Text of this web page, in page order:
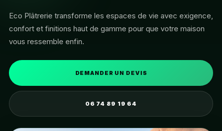
Eco Plâtrerie transforme les espaces de vie avec exigence,
confort et finitions haut de gamme pour que votre maison
vous ressemble enfin.
DEMANDER UN DEVIS
06 74 89 19 64